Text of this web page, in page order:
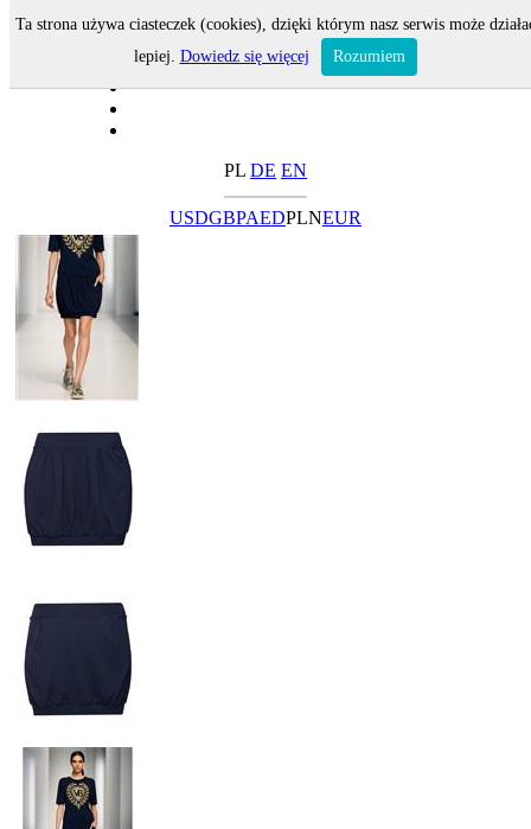
PL DE EN
USDGBPAEDPLNEUR
Ta strona używa ciasteczek (cookies), dzięki którym nasz serwis może
lepiej. Dowiedz się więcej Rozumiem